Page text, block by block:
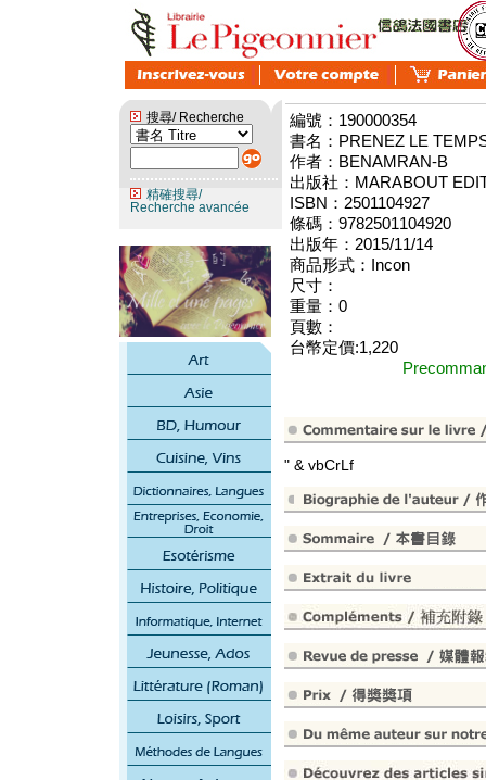
搜尋/ Recherche
精確搜尋/
Recherche avancée
編號：190000354
書名：PRENEZ LE
作者：BENAMRAN-B
出版社：MARABOUT
ISBN：2501104927
條碼：9782501104920
出版年：2015/11/14
商品形式：Incon
尺寸：
重量：0
頁數：
台幣定價:1,220
" & vbCrLf